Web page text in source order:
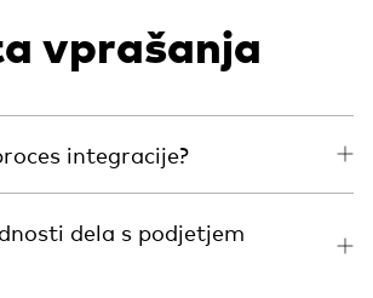
vprašanja
integracije?
dela s podjetjem